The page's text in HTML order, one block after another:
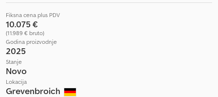
Fiksna cena plus PDV
10.075 €
(11.989 € bruto)
Godina proizvodnje
2025
Stanje
Novo
Lokacija
Grevenbroich